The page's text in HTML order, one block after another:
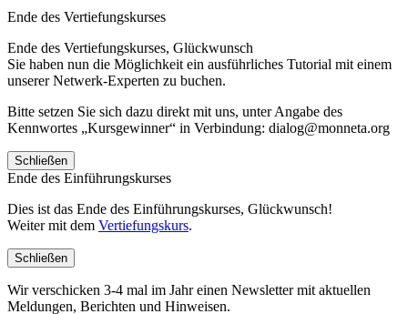
Ende des Vertiefungskurses
Ende des Vertiefungskurses, Glückwunsch
Sie haben nun die Möglichkeit ein ausführliches Tutorial mit einem
unserer Netwerk-Experten zu buchen.
Bitte setzen Sie sich dazu direkt mit uns, unter Angabe des
Kennwortes „Kursgewinner“ in Verbindung: dialog@monneta.org
Schließen
Ende des Einführungskurses
Dies ist das Ende des Einführungskurses, Glückwunsch!
Weiter mit dem Vertiefungskurs.
Schließen
Wir verschicken 3-4 mal im Jahr einen Newsletter mit aktuellen
Meldungen, Berichten und Hinweisen.